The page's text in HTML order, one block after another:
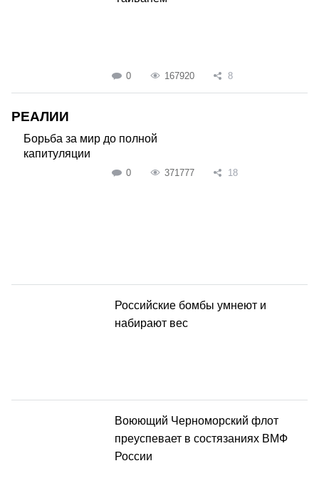
0 167920 8
РЕАЛИИ
Борьба за мир до полной
капитуляции
0 371777 18
Российские бомбы умнеют и
набирают вес
Воюющий Черноморский флот
преуспевает в состязаниях ВМФ
России